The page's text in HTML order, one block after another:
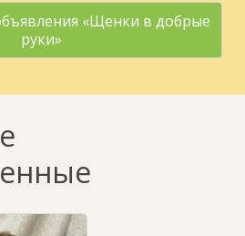
«Щенки в добрые
руки»